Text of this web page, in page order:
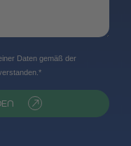
Daten gemäß der